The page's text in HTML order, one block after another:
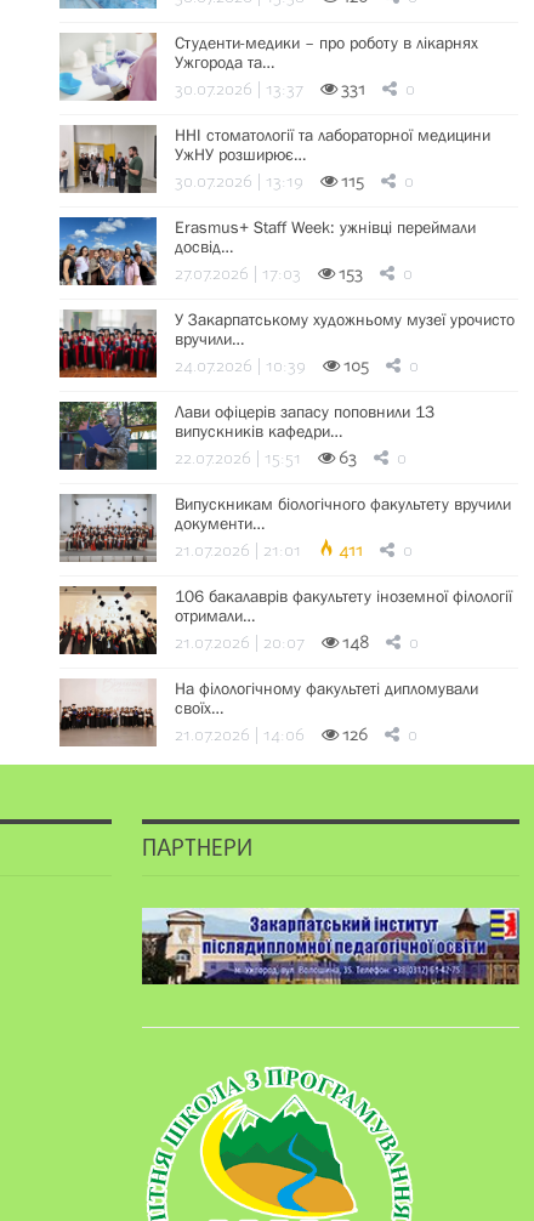
Студенти-медики – про роботу в лікарнях
Ужгорода та…
30.07.2026 | 13:37 331 0
ННІ стоматології та лабораторної медицини
УжНУ розширює…
30.07.2026 | 13:19 115 0
Erasmus+ Staff Week: ужнівці переймали
досвід…
27.07.2026 | 17:03 153 0
У Закарпатському художньому музеї урочисто
вручили…
24.07.2026 | 10:39 105 0
Лави офіцерів запасу поповнили 13
випускників кафедри…
22.07.2026 | 15:51 63 0
Випускникам біологічного факультету вручили
документи…
21.07.2026 | 21:01 411 0
106 бакалаврів факультету іноземної філології
отримали…
21.07.2026 | 20:07 148 0
На філологічному факультеті дипломували
своїх…
21.07.2026 | 14:06 126 0
ПАРТНЕРИ